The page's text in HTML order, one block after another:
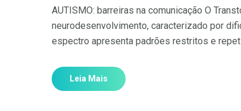
AUTISMO: barreiras na comunicação O
neurodesenvolvimento, caracterizado por
espectro apresenta padrões restritos e
Leia Mais